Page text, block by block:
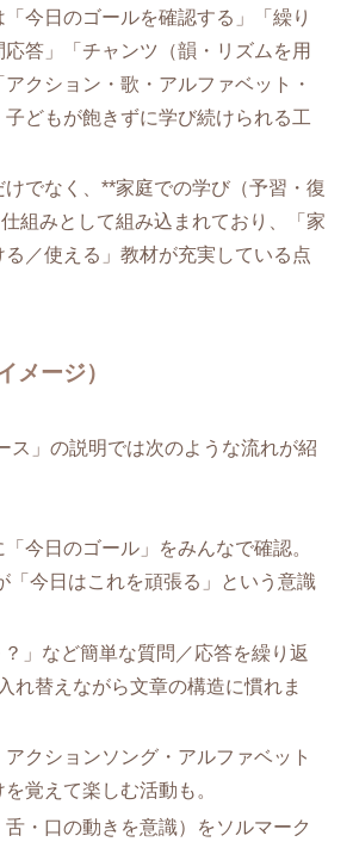
「今日のゴールを確認する」「繰り
答」「チャンツ（韻・リズムを用
クション・歌・アルファベット・
子どもが飽きずに学び続けられる工
でなく、**家庭での学び（予習・復
組みとして組み込まれており、「家
る／使える」教材が充実している点
メージ）
ス」の説明では次のような流れが紹
今日のゴール」をみんなで確認。
「今日はこれを頑張る」という意識
？」など簡単な質問／応答を繰り返
れ替えながら文章の構造に慣れま
クションソング・アルファベット
覚えて楽しむ活動も。
・口の動きを意識）をソルマーク